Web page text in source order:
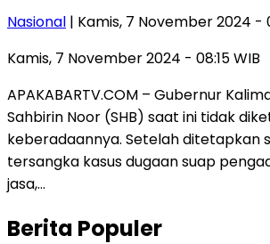
Nasional | Kamis, 7 November 2024 -
Kamis, 7 November 2024 - 08:15 WIB
APAKABARTV.COM – Gubernur
Sahbirin Noor (SHB) saat ini tidak
keberadaannya. Setelah ditetapkan
tersangka kasus dugaan suap
jasa,…
Berita Populer